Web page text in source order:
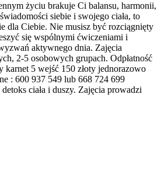
życiu brakuje Ci balansu, harmonii,
siebie i swojego ciała, to
dla Ciebie. Nie musisz być rozciągnięty
się wspólnymi ćwiczeniami i
aktywnego dnia. Zajęcia
2-5 osobowych grupach. Odpłatność
karnet 5 wejść 150 złoty jednorazowo
: 600 937 549 lub 668 724 699
ciała i duszy. Zajęcia prowadzi